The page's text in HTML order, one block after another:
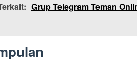
Grup Telegram Teman